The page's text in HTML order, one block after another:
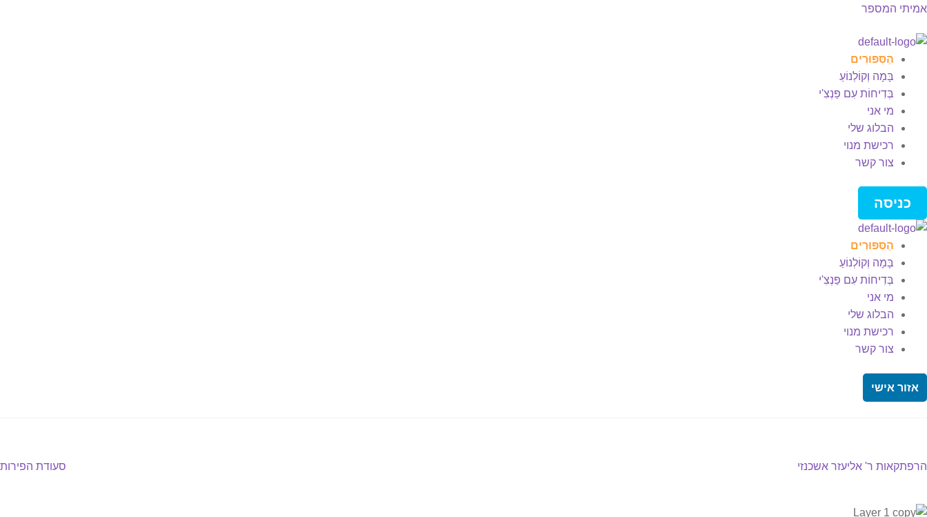
אמיתי המספר
Menu
הַסִּפּוּרִים
בָּמָה וְקוֹלְנוֹעַ
בְּדִיחוֹת עִם פַּנְצִ'י
מי אני
הבלוג שלי
רכישת מנוי
צור קשר
כניסה
הַסִּפּוּרִים
בָּמָה וְקוֹלְנוֹעַ
בְּדִיחוֹת עִם פַּנְצִ'י
מי אני
הבלוג שלי
רכישת מנוי
צור קשר
אזור אישי
ניווט
הפוסט
הרפתקאות ר' אליעזר אשכנזי
הפוסט
סעודת הפירות